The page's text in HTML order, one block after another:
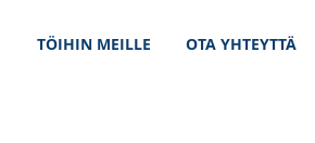
TÖIHIN MEILLE OTA YHTEYTTÄ